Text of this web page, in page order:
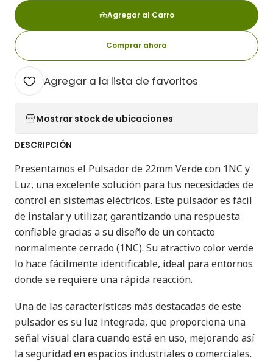
Agregar al Carro
Comprar ahora
Agregar a la lista de favoritos
Mostrar stock de ubicaciones
DESCRIPCIÓN
Presentamos el Pulsador de 22mm Verde con 1NC y
Luz, una excelente solución para tus necesidades de
control en sistemas eléctricos. Este pulsador es fácil
de instalar y utilizar, garantizando una respuesta
confiable gracias a su diseño de un contacto
normalmente cerrado (1NC). Su atractivo color verde
lo hace fácilmente identificable, ideal para entornos
donde se requiere una rápida reacción.
Una de las características más destacadas de este
pulsador es su luz integrada, que proporciona una
señal visual clara cuando está en uso, mejorando así
la seguridad en espacios industriales o comerciales.